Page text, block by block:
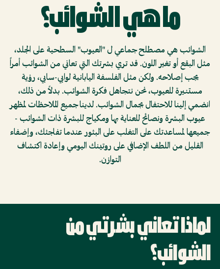
بالجسم
العناية
بالشعر
المكياج
المجموعات
من
بالجسم
العناية
بالشعر
المكياج
المجموعات
من
ما هي الشوائب؟
الشوائب هي مصطلح جماعي ل "العيوب" السطحية على الجلد،
مثل البقع أو تغير اللون. قد تري بشرتك التي تعاني من الشوائب أمراً
يجب إصلاحه. ولكن مثل الفلسفة اليابانية لوابي-سابي، رؤية
مستنيرة للعيوب، نحن نتجاهل فكرة الشوائب. بدلاً من ذلك،
انضمي إلينا للاحتفال بجمال الشوائب. لدينا جميع الملاحظات لمظهر
عيوب البشرة ونصائح للعناية بها ومكياج للبشرة ذات الشوائب -
جميعها لمساعدتك على التغلب على البثور عندما تفاجئك، وإضفاء
القليل من اللطف الإضافي على روتينك اليومي وإعادة اكتشاف
التوازن.
لماذا تعاني بشرتي من
الشوائب؟